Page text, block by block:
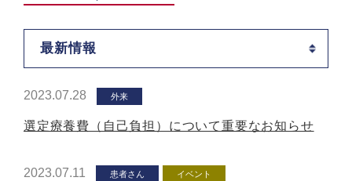
最新情報
2023.07.28 外来
選定療養費（自己負担）について重要なお知らせ
2023.07.11 患者さん イベント